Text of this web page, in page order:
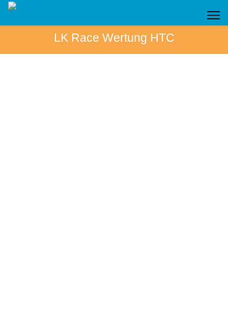
LK Race Wertung HTC